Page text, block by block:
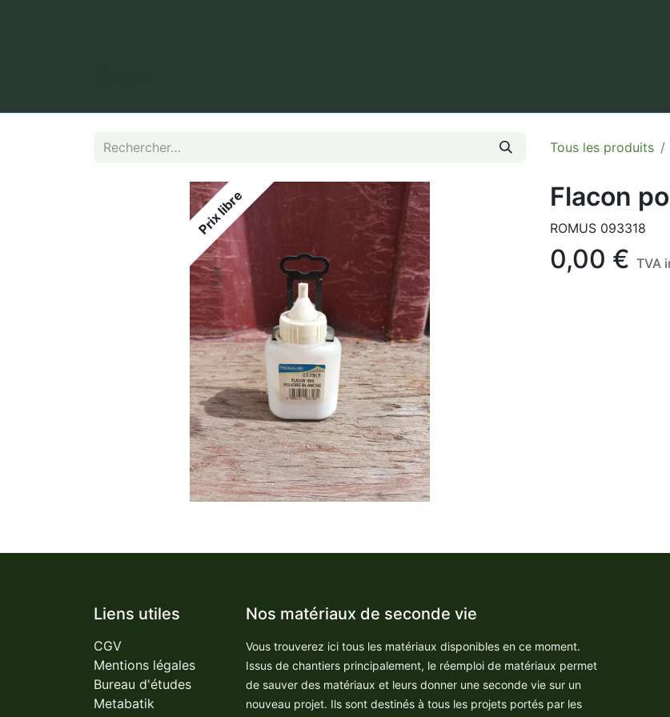
Tous les produits
Prix libre Flacon
ROMUS 093318
0,00 € TVA
Liens utiles
CGV
Mentions légales
Bureau d'études
Metabatik
Nos matériaux de seconde vie
Vous trouverez ici tous les matériaux disponibles en ce moment.
Issus de chantiers principalement, le réemploi de matériaux permet
de sauver des matériaux et leurs donner une seconde vie sur un
nouveau projet. Ils sont destinés à tous les projets portés par les